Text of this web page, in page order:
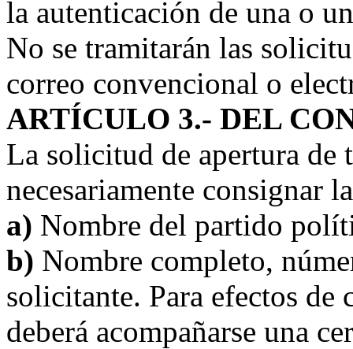
la autenticación de una o
No se tramitarán las
correo convencional o
ARTÍCULO 3.- DEL
La solicitud de apertura de
necesariamente consignar
a) Nombre del partido
b) Nombre completo,
solicitante. Para efectos de
deberá acompañarse una